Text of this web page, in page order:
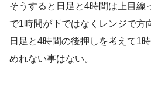
そうすると日足と4時間は上目線
で1時間が下ではなくレンジで方
日足と4時間の後押しを考えて1
めれない事はない。